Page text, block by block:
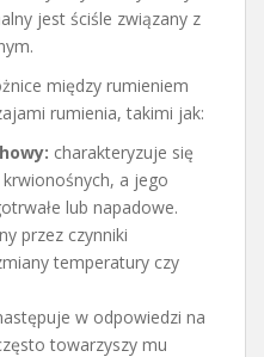
jest ściśle związany z
między rumieniem
rumienia, takimi jak:
charakteryzuje się
a jego
lub napadowe.
przez czynniki
temperatury czy
w odpowiedzi na
towarzyszy mu